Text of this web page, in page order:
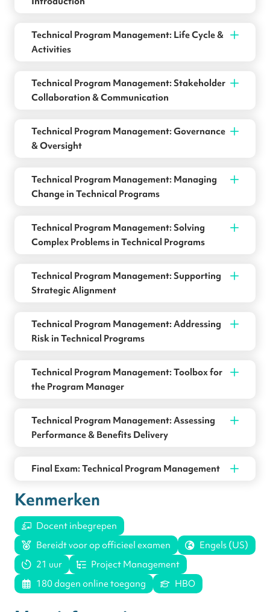
Technical Program Management: Life Cycle &
Activities
Technical Program Management: Stakeholder
Collaboration & Communication
Technical Program Management: Governance
& Oversight
Technical Program Management: Managing
Change in Technical Programs
Technical Program Management: Solving
Complex Problems in Technical Programs
Technical Program Management: Supporting
Strategic Alignment
Technical Program Management: Addressing
Risk in Technical Programs
Technical Program Management: Toolbox for
the Program Manager
Technical Program Management: Assessing
Performance & Benefits Delivery
Final Exam: Technical Program Management
Kenmerken
Docent inbegrepen
Bereidt voor op officieel examen
Engels (US)
21 uur
Project Management
180 dagen online toegang
HBO